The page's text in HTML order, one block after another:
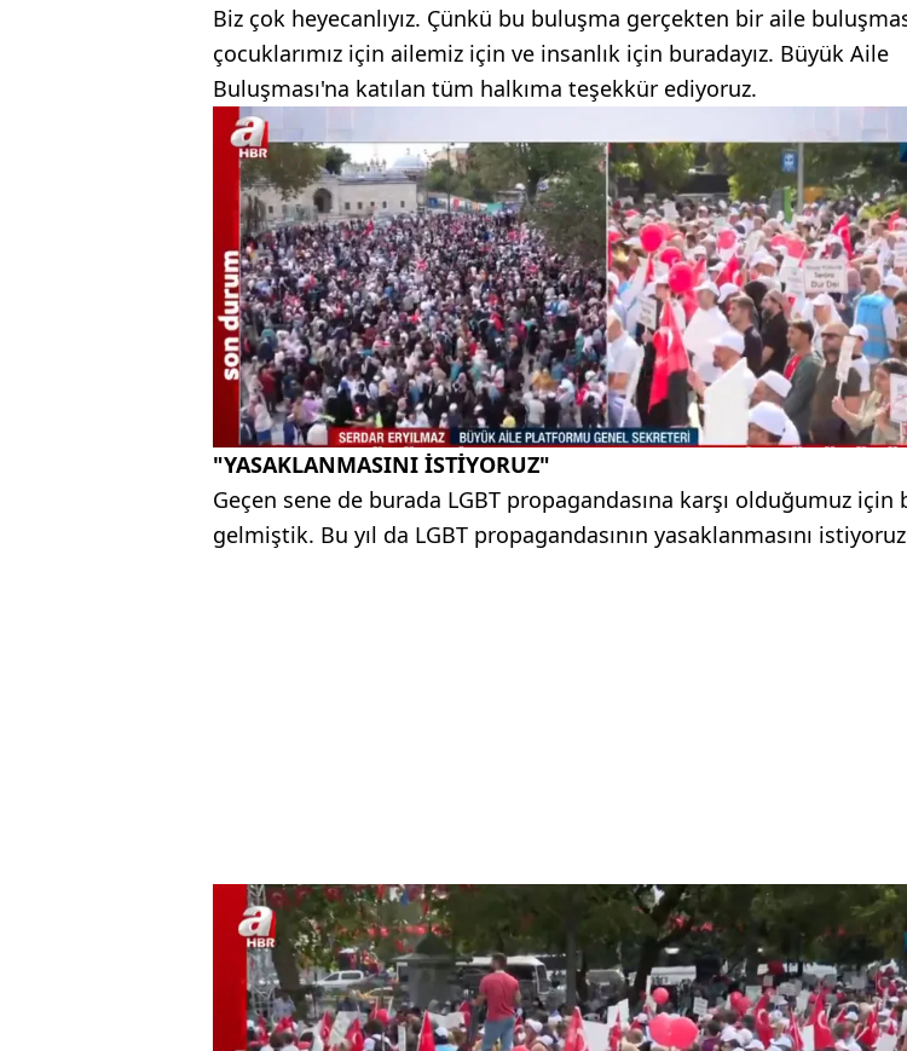
Biz çok heyecanlıyız. Çünkü bu buluşma gerçekten bir aile
çocuklarımız için ailemiz için ve insanlık için buradayız. Büyük Aile
Buluşması'na katılan tüm halkıma teşekkür ediyoruz.
"YASAKLANMASINI İSTİYORUZ"
Geçen sene de burada LGBT propagandasına karşı olduğumuz için
gelmiştik. Bu yıl da LGBT propagandasının yasaklanmasını